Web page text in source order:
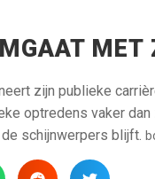
MET
zijn publieke
optredens vaker
schijnwerpers blijft.